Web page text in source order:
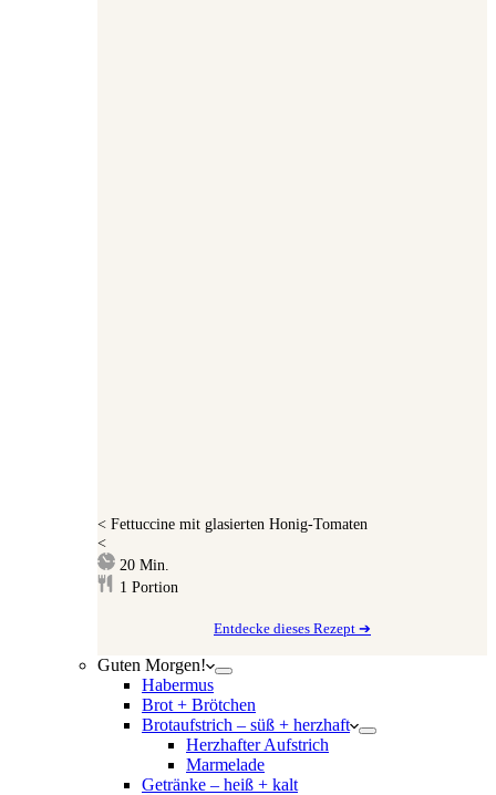
< Fettuccine mit glasierten Honig-Tomaten
<
20Minuten
Min.
1 Portion
Entdecke dieses Rezept ➔
Guten Morgen!
Habermus
Brot + Brötchen
Brotaufstrich – süß + herzhaft
Herzhafter Aufstrich
Marmelade
Getränke – heiß + kalt